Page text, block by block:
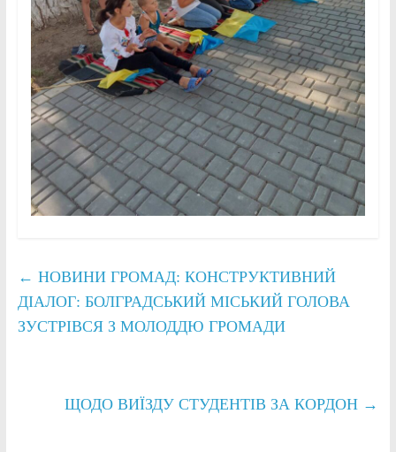
← НОВИНИ ГРОМАД: КОНСТРУКТИВНИЙ
ДІАЛОГ: БОЛГРАДСЬКИЙ МІСЬКИЙ ГОЛОВА
ЗУСТРІВСЯ З МОЛОДДЮ ГРОМАДИ
ЩОДО ВИЇЗДУ СТУДЕНТІВ ЗА КОРДОН →